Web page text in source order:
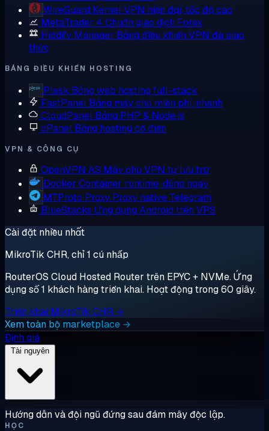
WireGuard Kernel VPN hiện đại, tốc độ cao
MetaTrader 4 Chuẩn giao dịch Forex
Hiddify Manager Bảng điều khiển VPN đa giao
thức
BẢNG ĐIỀU KHIỂN HOSTING
Plesk Bảng web hosting full-stack
FastPanel Bảng máy chủ miễn phí, nhanh
CloudPanel Bảng PHP & Node.js
cPanel Bảng hosting cổ điển
VPN & CÔNG CỤ
OpenVPN AS Máy chủ VPN tự lưu trữ
Docker Container runtime, dùng ngay
MTProto Proxy Proxy native Telegram
BlueStacks Ứng dụng Android trên VPS
Cài đặt nhiều nhất
MikroTik CHR, chỉ 1 cú nhấp
RouterOS Cloud Hosted Router trên EPYC + NVMe. Ứng
dụng số 1 khách hàng triển khai. Hoạt động trong 60 giây.
Triển khai MikroTik CHR →
Xem toàn bộ marketplace →
Định giá
Hướng dẫn và đội ngũ đứng sau đám mây độc lập.
HỌC